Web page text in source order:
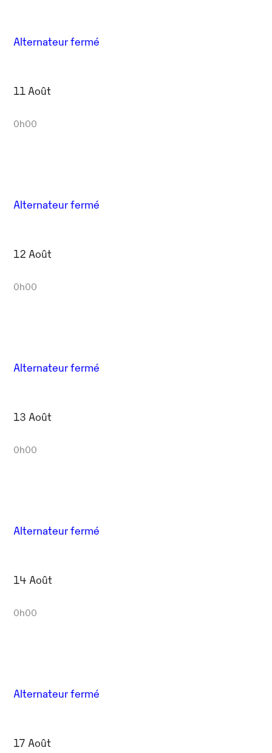
Alternateur fermé
11 Août
0h00
Alternateur fermé
12 Août
0h00
Alternateur fermé
13 Août
0h00
Alternateur fermé
14 Août
0h00
Alternateur fermé
17 Août